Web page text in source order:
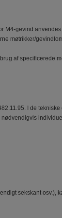
M4-gevind anvendes
møtrikker/
af specificerede
I de tekniske
sekskant osv.),